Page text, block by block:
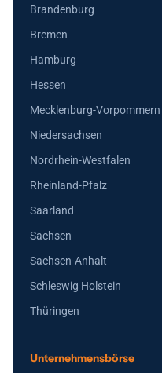
Brandenburg
Bremen
Hamburg
Hessen
Mecklenburg-Vorpommern
Niedersachsen
Nordrhein-Westfalen
Rheinland-Pfalz
Saarland
Sachsen
Sachsen-Anhalt
Schleswig Holstein
Thüringen
Unternehmensbörse